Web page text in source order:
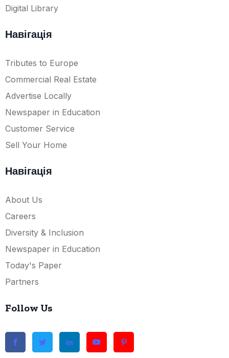
Digital Library
Навігація
Tributes to Europe
Commercial Real Estate
Advertise Locally
Newspaper in Education
Customer Service
Sell Your Home
Навігація
About Us
Careers
Diversity & Inclusion
Newspaper in Education
Today's Paper
Partners
Follow Us